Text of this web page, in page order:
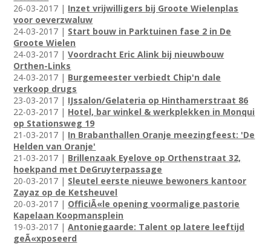
26-03-2017 | Inzet vrijwilligers bij Groote Wielenplas
voor oeverzwaluw
24-03-2017 | Start bouw in Parktuinen fase 2 in De
Groote Wielen
24-03-2017 |Voordracht Eric Alink bij nieuwbouw
Orthen-Links
24-03-2017 | Burgemeester verbiedt Chip'n dale
verkoop drugs
23-03-2017 | IJssalon/Gelateria op Hinthamerstraat 86
22-03-2017 | Hotel, bar winkel & werkplekken in Monqui
op Stationsweg 19
21-03-2017 | In Brabanthallen Oranje meezingfeest: 'De
Helden van Oranje'
21-03-2017 | Brillenzaak Eyelove op Orthenstraat 32,
hoekpand met DeGruyterpassage
20-03-2017 | Sleutel eerste nieuwe bewoners kantoor
Zayaz op de Ketsheuvel
20-03-2017 | OfficiÃ«le opening voormalige pastorie
Kapelaan Koopmansplein
19-03-2017 |Antoniegaarde: Talent op latere leeftijd
geÃ«xposeerd